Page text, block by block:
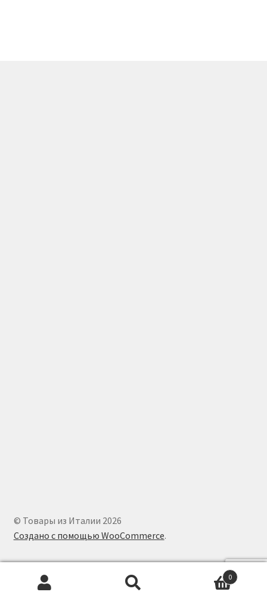
© Товары из Италии 2026
Создано с помощью WooCommerce.
0